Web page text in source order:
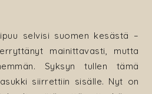
selvisi suomen kesästä –
mainittavasti, mutta
Syksyn tullen tämä
siirrettiin sisälle. Nyt on